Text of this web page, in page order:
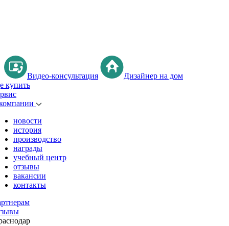
Видео-консультация
Дизайнер на дом
купить
новости
история
производство
награды
учебный центр
отзывы
вакансии
контакты